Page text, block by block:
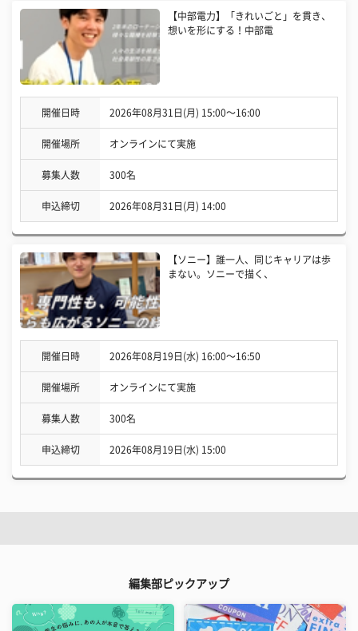
【中部電力】「きれいごと」を貫き、
想いを形にする！中部電
開催日時 2026年08月31日(月) 15:00〜16:00
開催場所 オンラインにて実施
募集人数 300名
申込締切 2026年08月31日(月) 14:00
【ソニー】誰一人、同じキャリアは歩
まない。ソニーで描く、
開催日時 2026年08月19日(水) 16:00〜16:50
開催場所 オンラインにて実施
募集人数 300名
申込締切 2026年08月19日(水) 15:00
編集部ピックアップ